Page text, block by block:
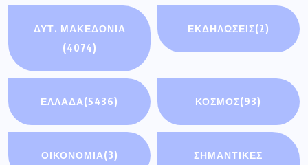
ΔΥΤ. ΜΑΚΕΔΟΝΙΑ
(4074)
ΕΚΔΗΛΩΣΕΙΣ(2)
ΕΛΛΑΔΑ(5436) ΚΟΣΜΟΣ(93)
ΟΙΚΟΝΟΜΊΑ(3)
ΣΗΜΑΝΤΙΚΈΣ